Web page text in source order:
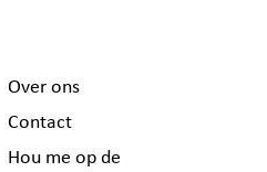
Over ons
Contact
Hou me op de